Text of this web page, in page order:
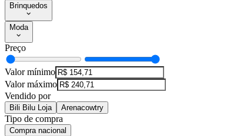
Brinquedos
Moda
Preço
Valor mínimo
Valor máximo
Vendido por
Bili Bilu Loja Arenacowtry
Tipo de compra
Compra nacional